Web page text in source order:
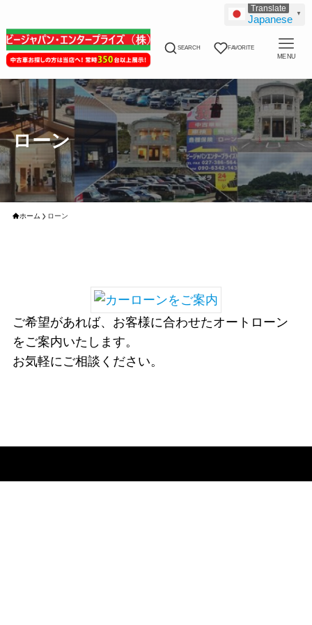
SEARCH FAVORITE
MENU
ローン
ホーム ローン
ご希望があれば、お客様に合わせたオートローン
をご案内いたします。
お気軽にご相談ください。
Japanese ▼